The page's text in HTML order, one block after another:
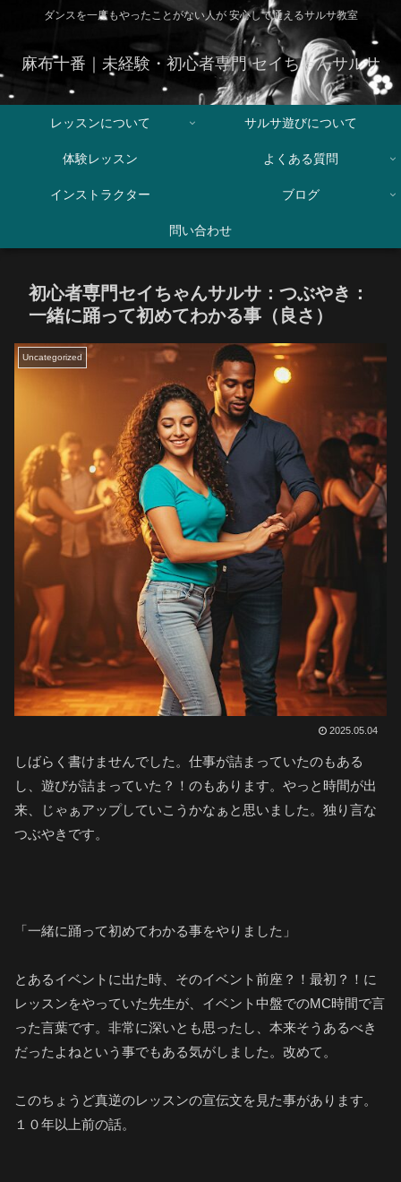
ダンスを一度もやったことがない人が 安心して通えるサルサ教室
麻布十番｜未経験・初心者専門 セイちゃんサルサ
レッスンについて サルサ遊びについて
体験レッスン よくある質問
インストラクター ブログ
問い合わせ
初心者専門セイちゃんサルサ：つぶやき：
一緒に踊って初めてわかる事（良さ）
Uncategorized
2025.05.04
しばらく書けませんでした。仕事が詰まっていたのもある
し、遊びが詰まっていた？！のもあります。やっと時間が出
来、じゃぁアップしていこうかなぁと思いました。独り言な
つぶやきです。
「一緒に踊って初めてわかる事をやりました」
とあるイベントに出た時、そのイベント前座？！最初？！に
レッスンをやっていた先生が、イベント中盤でのMC時間で言
った言葉です。非常に深いとも思ったし、本来そうあるべき
だったよねという事でもある気がしました。改めて。
このちょうど真逆のレッスンの宣伝文を見た事があります。
１０年以上前の話。